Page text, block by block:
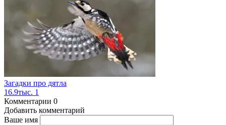
Загадки про дятла
16.9тыс. 1
Комментарии 0
Добавить комментарий
Ваше имя